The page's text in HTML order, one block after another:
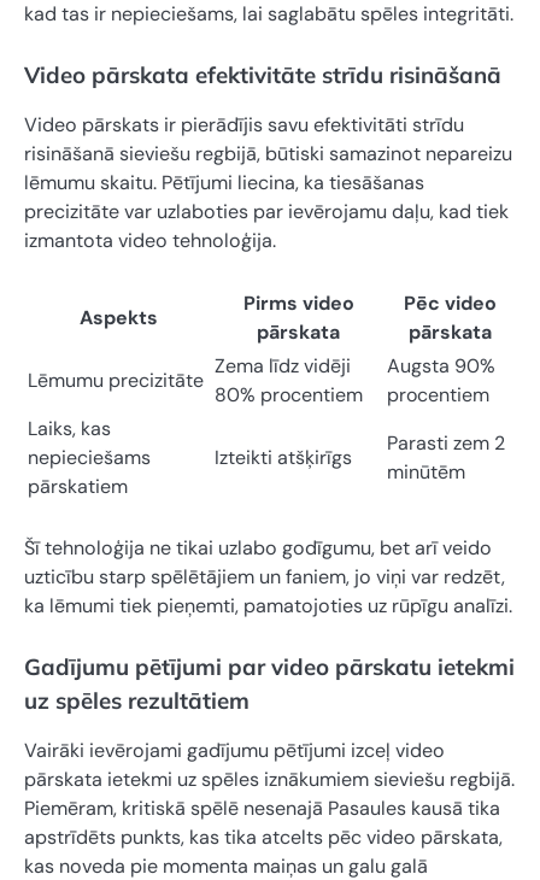
kad tas ir nepieciešams, lai saglabātu spēles integritāti.
Video pārskata efektivitāte strīdu risināšanā
Video pārskats ir pierādījis savu efektivitāti strīdu
risināšanā sieviešu regbijā, būtiski samazinot nepareizu
lēmumu skaitu. Pētījumi liecina, ka tiesāšanas
precizitāte var uzlaboties par ievērojamu daļu, kad tiek
izmantota video tehnoloģija.
Aspekts
Pirms video
pārskata
Pēc video
pārskata
Lēmumu precizitāte
Zema līdz vidēji
80% procentiem
Augsta 90%
procentiem
Laiks, kas
nepieciešams
pārskatiem
Izteikti atšķirīgs
Parasti zem 2
minūtēm
Šī tehnoloģija ne tikai uzlabo godīgumu, bet arī veido
uzticību starp spēlētājiem un faniem, jo viņi var redzēt,
ka lēmumi tiek pieņemti, pamatojoties uz rūpīgu analīzi.
Gadījumu pētījumi par video pārskatu ietekmi
uz spēles rezultātiem
Vairāki ievērojami gadījumu pētījumi izceļ video
pārskata ietekmi uz spēles iznākumiem sieviešu regbijā.
Piemēram, kritiskā spēlē nesenajā Pasaules kausā tika
apstrīdēts punkts, kas tika atcelts pēc video pārskata,
kas noveda pie momenta maiņas un galu galā